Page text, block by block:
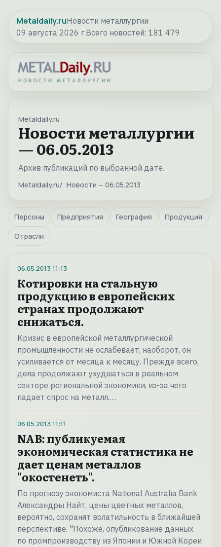
Metaldaily.ruНовости металлургии
09 августа 2026 г.Всего новостей: 181 479
Metaldaily.ru
Новости металлургии
— 06.05.2013
Архив публикаций по выбранной дате.
Metaldaily.ru Новости — 06.05.2013
Персоны Предприятия География Продукция
Отрасли
06.05.2013 11:13
Котировки на стальную
продукцию в европейских
странах продолжают
снижаться.
Кризис в европейской металлургической
промышленности не ослабевает, наоборот, он
усиливается от месяца к месяцу. Прежде всего,
дела продолжают ухудшаться в реальном
секторе региональной экономики, из-за чего
падает спрос на металл.…
06.05.2013 11:11
NAB: публикуемая
экономическая статистика не
дает ценам металлов
"окостенеть".
По прогнозу экономиста National Australia Bank
Александры Найт, цены цветных металлов,
вероятно, сохранят волатильность в ближайшей
перспективе. "Похоже, опубликование данных
по промпроизводству из Японии и Южной Кореи